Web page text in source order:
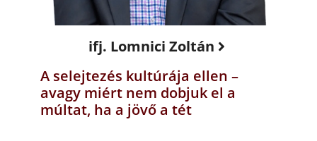
ifj. Lomnici Zoltán
A selejtezés kultúrája ellen –
avagy miért nem dobjuk el a
múltat, ha a jövő a tét